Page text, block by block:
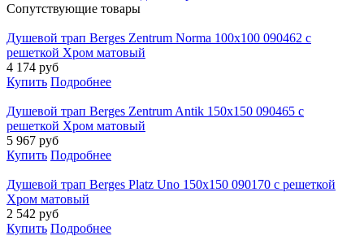
Cопутствующие товары
Душевой трап Berges Zentrum Norma 100x100 090462 с
решеткой Хром матовый
4 174 руб
Купить Подробнее
Душевой трап Berges Zentrum Antik 150x150 090465 с
решеткой Хром матовый
5 967 руб
Купить Подробнее
Душевой трап Berges Platz Uno 150x150 090170 с решеткой
Хром матовый
2 542 руб
Купить Подробнее